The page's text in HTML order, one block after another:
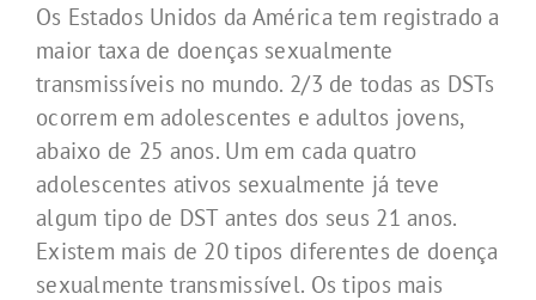
Os Estados Unidos da América tem registrado a
maior taxa de doenças sexualmente
transmissíveis no mundo. 2/3 de todas as DSTs
ocorrem em adolescentes e adultos jovens,
abaixo de 25 anos. Um em cada quatro
adolescentes ativos sexualmente já teve
algum tipo de DST antes dos seus 21 anos.
Existem mais de 20 tipos diferentes de doença
sexualmente transmissível. Os tipos mais